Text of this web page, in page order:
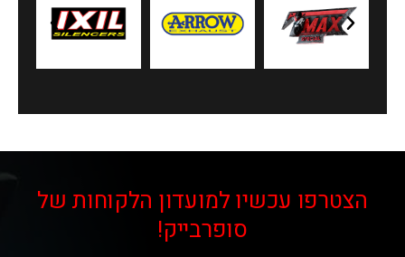
הצטרפו עכשיו למועדון הלקוחות של
סופרבייק!